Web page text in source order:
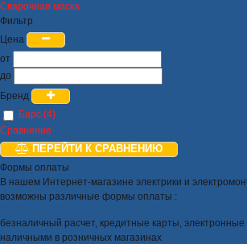
Сварочная маска
Фильтр
Цена
от
до
Бренд
Барс (4)
Сравнение
ПЕРЕЙТИ К СРАВНЕНИЮ
Формы оплаты
В нашем Интернет-магазине электрики и
возможны различные формы оплаты :
безналичный расчет, кредитные карты, электронные
наличными в розничных магазинах